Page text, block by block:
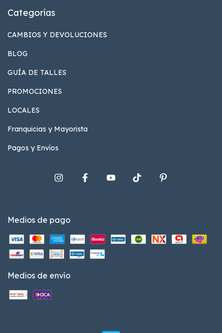
Categorías
CAMBIOS Y DEVOLUCIONES
BLOG
GUÍA DE TALLES
PROMOCIONES
LOCALES
Franquicias y Mayorista
Pagos y Envíos
Medios de pago
Medios de envío